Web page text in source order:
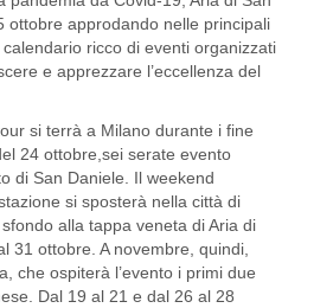
ottobre approdando nelle principali
ricco di eventi organizzati
e apprezzare l’eccellenza del
si terrà a Milano durante i fine
24 ottobre,sei serate evento
di San Daniele. Il weekend
si sposterà nella città di
alla tappa veneta di Aria di
31 ottobre. A novembre, quindi,
che ospiterà l’evento i primi due
Dal 19 al 21 e dal 26 al 28